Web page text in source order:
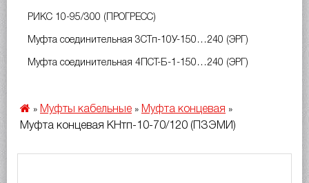
РИКС 10-95/300 (ПРОГРЕСС)
Муфта соединительная 3СТп-10У-150…240 (ЭРГ)
Муфта соединительная 4ПСТ-Б-1-150…240 (ЭРГ)
» Муфты кабельные » Муфта концевая »
Муфта концевая КНтп-10-70/120 (ПЗЭМИ)